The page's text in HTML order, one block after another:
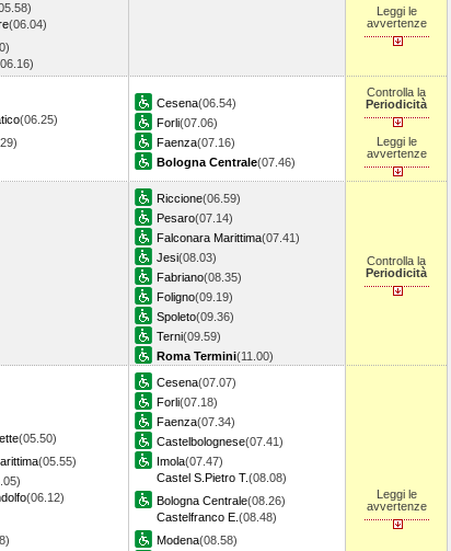
(06.04)
Leggi le
avvertenze
(06.25)
Cesena(06.54)
Forli(07.06)
Faenza(07.16)
Bologna Centrale(07.46)
Controlla la
Periodicità
Leggi le
avvertenze
Riccione(06.59)
Pesaro(07.14)
Falconara Marittima(07.41)
Jesi(08.03)
Fabriano(08.35)
Foligno(09.19)
Spoleto(09.36)
Terni(09.59)
Roma Termini(11.00)
Controlla la
Periodicità
(05.50)
(05.55)
(06.12)
Cesena(07.07)
Forli(07.18)
Faenza(07.34)
Castelbolognese(07.41)
Imola(07.47)
Castel S.Pietro T.(08.08)
Bologna Centrale(08.26)
Castelfranco E. (08.48)
Modena(08.58)
Leggi le
avvertenze